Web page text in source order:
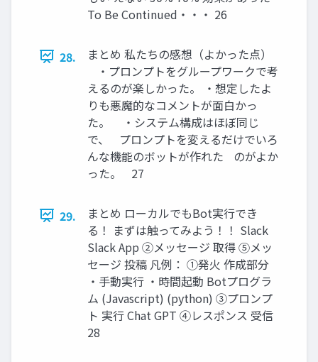
To Be Continued・・・ 26
28.
まとめ 私たちの感想（よかった点）
・プロンプトをグループワークで考
えるのが楽しかった。 ・想定したよ
りも悪魔的なコメントが面白かっ
た。 ・システム構成はほぼ同じ
で、 プロンプトを変えるだけでいろ
んな機能のボットが作れた のがよか
った。 27
29.
まとめ ローカルでもBot実行でき
る！ まずは触ってみよう！！ Slack
Slack App ②メッセージ 取得 ⑤メッ
セージ 投稿 凡例： ①発火 作成部分
・手動実行 ・時間起動 Botプログラ
ム (Javascript) (python) ③プロンプ
ト 実行 Chat GPT ④レスポンス 受信
28